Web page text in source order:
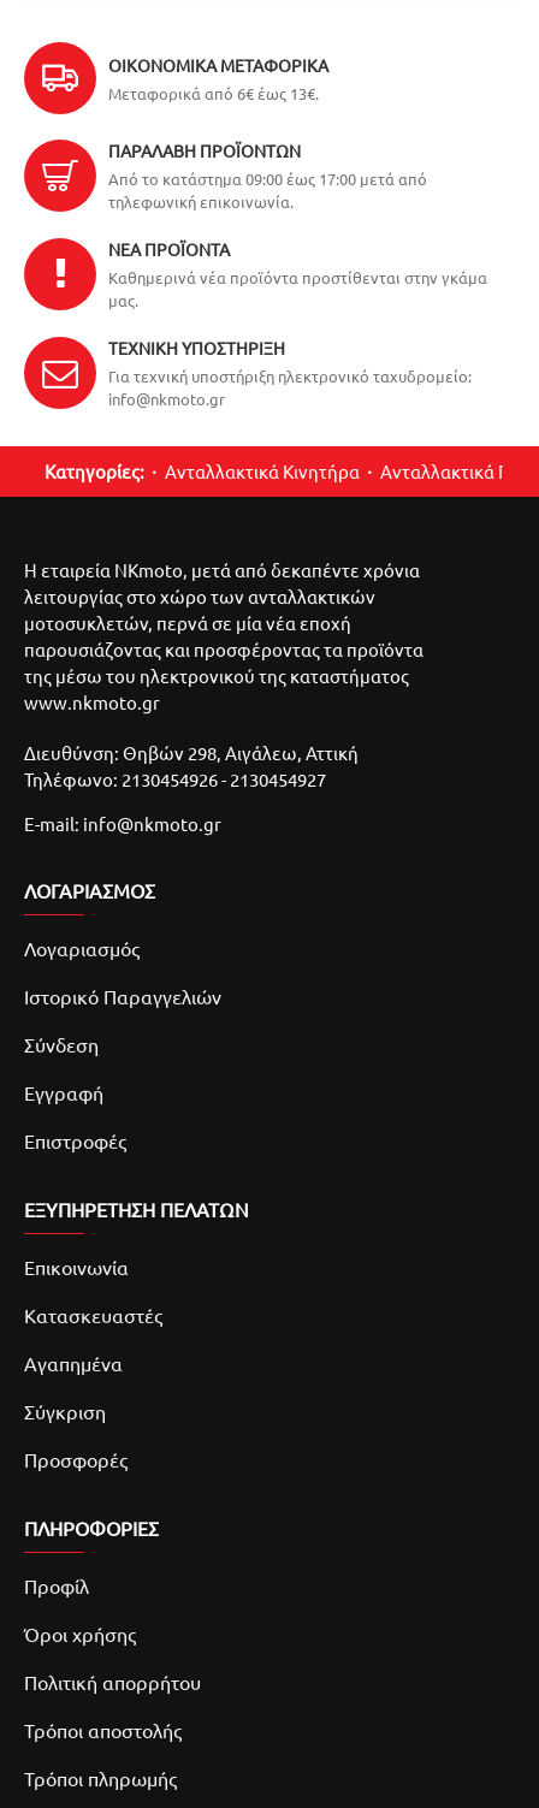
ΟΙΚΟΝΟΜΙΚΆ ΜΕΤΑΦΟΡΙΚΆ
Μεταφορικά από 6€ έως 13€.
ΠΑΡΑΛΑΒΉ ΠΡΟΪΌΝΤΩΝ
Από το κατάστημα 09:00 έως 17:00 μετά από
τηλεφωνική επικοινωνία.
ΝΈΑ ΠΡΟΪΌΝΤΑ
Καθημερινά νέα προϊόντα προστίθενται στην γκάμα
μας.
ΤΕΧΝΙΚΉ ΥΠΟΣΤΉΡΙΞΗ
Για τεχνική υποστήριξη ηλεκτρονικό ταχυδρομείο:
info@nkmoto.gr
Κατηγορίες: Ανταλλακτικά Κινητήρα Ανταλλακτικά
Η εταιρεία NKmoto, μετά από δεκαπέντε χρόνια
λειτουργίας στο χώρο των ανταλλακτικών
μοτοσυκλετών, περνά σε μία νέα εποχή
παρουσιάζοντας και προσφέροντας τα προϊόντα
της μέσω του ηλεκτρονικού της καταστήματος
www.nkmoto.gr
Διευθύνση: Θηβών 298, Αιγάλεω, Αττική
Τηλέφωνο: 2130454926 - 2130454927
E-mail: info@nkmoto.gr
ΛΟΓΑΡΙΑΣΜΌΣ
Λογαριασμός
Ιστορικό Παραγγελιών
Σύνδεση
Εγγραφή
Επιστροφές
ΕΞΥΠΗΡΕΤΗΣΗ ΠΕΛΑΤΩΝ
Επικοινωνία
Κατασκευαστές
Αγαπημένα
Σύγκριση
Προσφορές
ΠΛΗΡΟΦΟΡΙΕΣ
Προφίλ
Όροι χρήσης
Πολιτική απορρήτου
Τρόποι αποστολής
Τρόποι πληρωμής